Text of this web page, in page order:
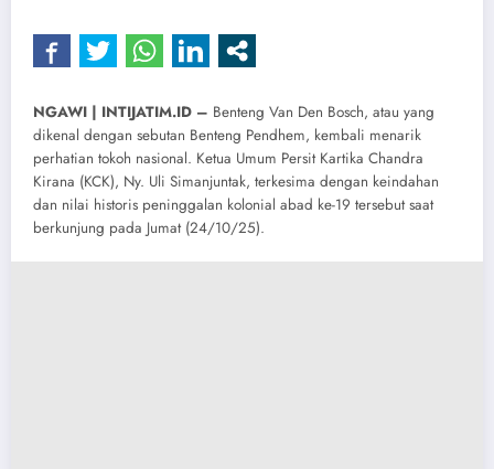
NGAWI | INTIJATIM.ID – Benteng Van Den Bosch, atau yang
dikenal dengan sebutan Benteng Pendhem, kembali menarik
perhatian tokoh nasional. Ketua Umum Persit Kartika Chandra
Kirana (KCK), Ny. Uli Simanjuntak, terkesima dengan keindahan
dan nilai historis peninggalan kolonial abad ke-19 tersebut saat
berkunjung pada Jumat (24/10/25).